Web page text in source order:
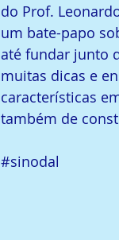
do Prof.
um bate-papo
até fundar junto
muitas dicas e
características
também de
#sinodal